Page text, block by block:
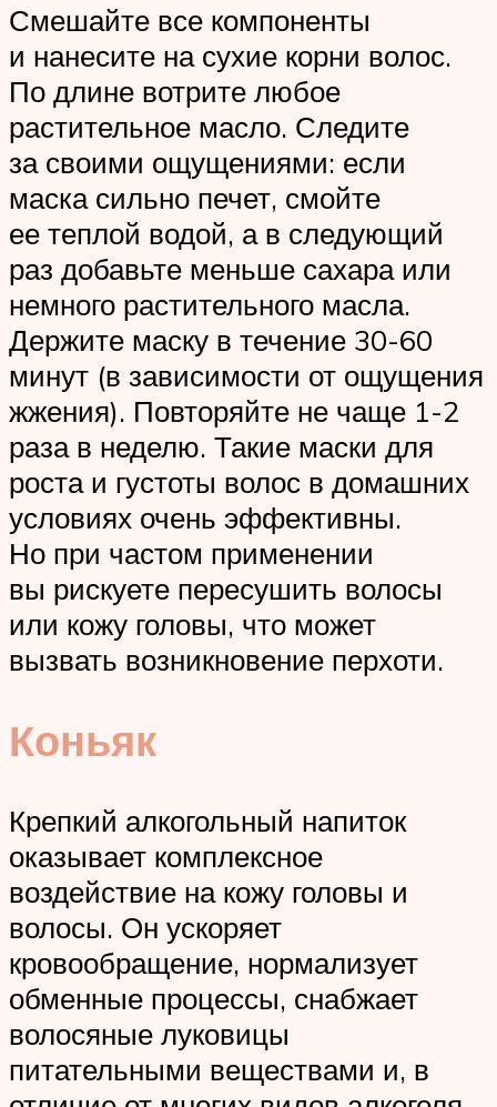
Смешайте все компоненты
и нанесите на сухие корни волос.
По длине вотрите любое
растительное масло. Следите
за своими ощущениями: если
маска сильно печет, смойте
ее теплой водой, а в следующий
раз добавьте меньше сахара или
немного растительного масла.
Держите маску в течение 30-60
минут (в зависимости от ощущения
жжения). Повторяйте не чаще 1-2
раза в неделю. Такие маски для
роста и густоты волос в домашних
условиях очень эффективны.
Но при частом применении
вы рискуете пересушить волосы
или кожу головы, что может
вызвать возникновение перхоти.
Коньяк
Крепкий алкогольный напиток
оказывает комплексное
воздействие на кожу головы и
волосы. Он ускоряет
кровообращение, нормализует
обменные процессы, снабжает
волосяные луковицы
питательными веществами и, в